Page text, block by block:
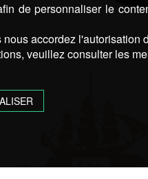
de personnaliser le
accordez
veuillez consulter les